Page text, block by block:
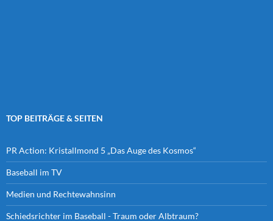
TOP BEITRÄGE & SEITEN
PR Action: Kristallmond 5 „Das Auge des Kosmos“
Baseball im TV
Medien und Rechtewahnsinn
Schiedsrichter im Baseball - Traum oder Albtraum?